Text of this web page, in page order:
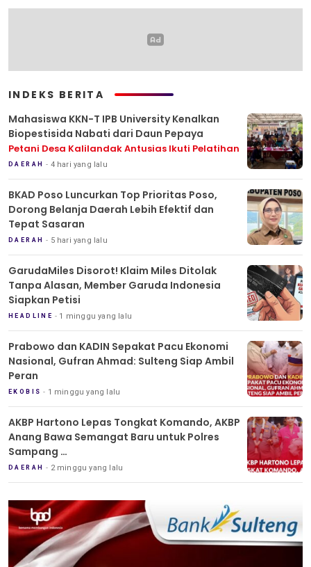
INDEKS BERITA
Mahasiswa KKN-T IPB University Kenalkan
Biopestisida Nabati dari Daun Pepaya
Petani Desa Kalilandak Antusias Ikuti Pelatihan
DAERAH 4 hari yang lalu
BKAD Poso Luncurkan Top Prioritas Poso,
Dorong Belanja Daerah Lebih Efektif dan
Tepat Sasaran
DAERAH 5 hari yang lalu
GarudaMiles Disorot! Klaim Miles Ditolak
Tanpa Alasan, Member Garuda Indonesia
Siapkan Petisi
HEADLINE 1 minggu yang lalu
Prabowo dan KADIN Sepakat Pacu Ekonomi
Nasional, Gufran Ahmad: Sulteng Siap Ambil
Peran
EKOBIS 1 minggu yang lalu
AKBP Hartono Lepas Tongkat Komando, AKBP
Anang Bawa Semangat Baru untuk Polres
Sampang
Tradisi Pedang Pora Iringi Sertijab Kapolres
Sampang
DAERAH 2 minggu yang lalu